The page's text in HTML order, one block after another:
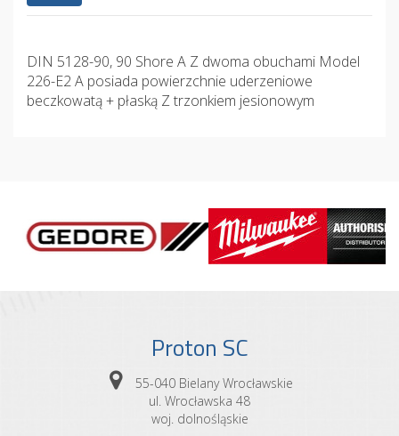
DIN 5128-90, 90 Shore A Z dwoma obuchami Model
226-E2 A posiada powierzchnie uderzeniowe
beczkowatą + płaską Z trzonkiem jesionowym
Proton SC
55-040 Bielany Wrocławskie
ul. Wrocławska 48
woj. dolnośląskie